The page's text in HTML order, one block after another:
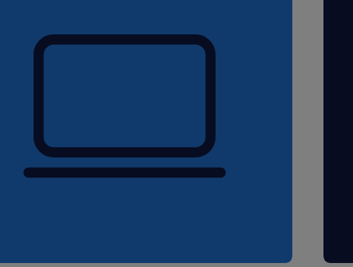
et tu assures le back-up des autres coordinateurs
Tu es reconnu pour ta rigueur scientifique, ton esprit